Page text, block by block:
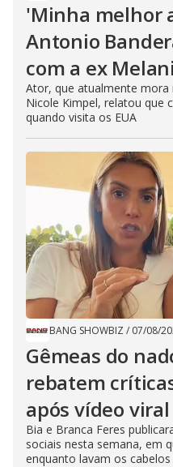
'Minha melhor
Antonio
com a ex
Ator, que atualmente mora
Nicole Kimpel, relatou que
quando visita os EUA
BANG SHOWBIZ / 07/08/
Gêmeas do
rebatem
após vídeo viral
Bia e Branca Feres
sociais nesta semana, em
enquanto lavam os cabelos